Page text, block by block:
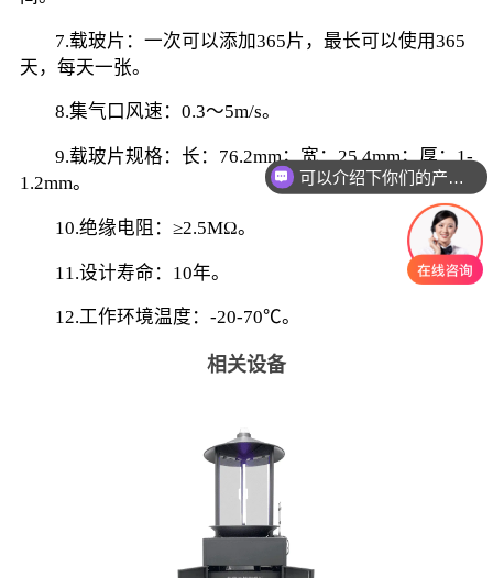
天，每天一张。
8.集气口风速：0.3～5m/s。
1.2mm。
10.绝缘电阻：≥2.5MΩ。
11.设计寿命：10年。
12.工作环境温度：-20-70℃。
相关设备